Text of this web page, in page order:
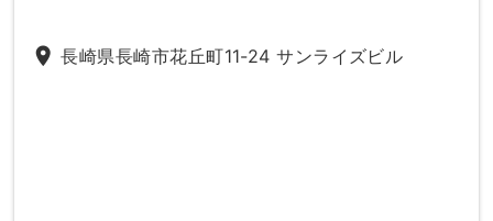
place 長崎県長崎市花丘町11-24 サンライズビル